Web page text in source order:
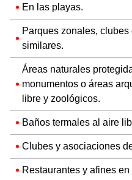
En las playas.
Parques zonales,
similares.
Áreas naturales
monumentos o áreas
libre y zoológicos.
Baños termales al aire
Clubes y asociaciones
Restaurantes y afines